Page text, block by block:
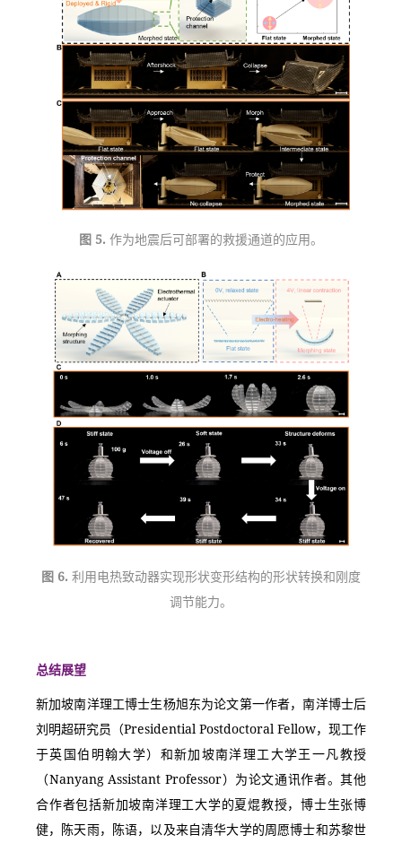
图 5. 作为地震后可部署的救援通道的应用。
图 6. 利用电热致动器实现形状变形结构的形状转换和刚度
调节能力。
总结展望
新加坡南洋理工博士生杨旭东为论文第一作者，南洋博士后
刘明超研究员（Presidential Postdoctoral Fellow，现工作
于英国伯明翰大学）和新加坡南洋理工大学王一凡教授
（Nanyang Assistant Professor）为论文通讯作者。其他
合作者包括新加坡南洋理工大学的夏焜教授，博士生张博
健，陈天雨，陈语，以及来自清华大学的周愿博士和苏黎世